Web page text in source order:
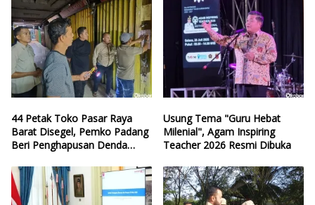
44 Petak Toko Pasar Raya
Barat Disegel, Pemko Padang
Beri Penghapusan Denda
Usung Tema "Guru Hebat
Milenial", Agam Inspiring
Teacher 2026 Resmi Dibuka